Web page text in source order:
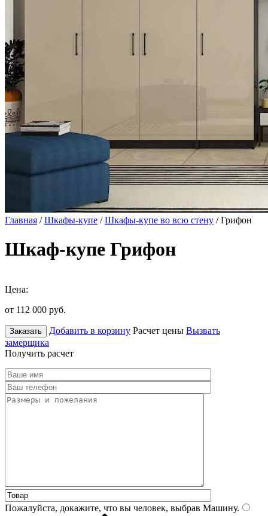
Главная /Шкафы-купе /Шкафы-купе во всю стену / Грифон
Шкаф-купе Грифон
Цена:
от 112 000 руб.
Заказать Добавить в корзину Расчет цены Вызвать
замерщика
Получить расчет
Пожалуйста, докажите, что вы человек, выбрав Машину.